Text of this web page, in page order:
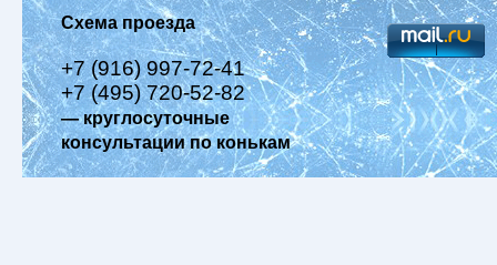
Схема проезда
+7 (916) 997-72-41
+7 (495) 720-52-82
— круглосуточные
консультации по конькам